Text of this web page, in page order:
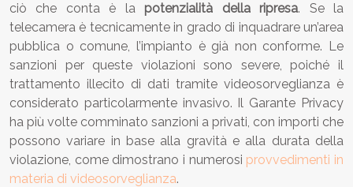
ciò che conta è la potenzialità della ripresa. Se la
telecamera è tecnicamente in grado di inquadrare un’area
pubblica o comune, l’impianto è già non conforme. Le
sanzioni per queste violazioni sono severe, poiché il
trattamento illecito di dati tramite videosorveglianza è
considerato particolarmente invasivo. Il Garante Privacy
ha più volte comminato sanzioni a privati, con importi che
possono variare in base alla gravità e alla durata della
violazione, come dimostrano i numerosi provvedimenti in
materia di videosorveglianza.